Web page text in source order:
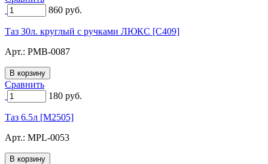
860 руб.
Таз 30л. круглый с ручками ЛЮКС [C409]
Арт.: PMB-0087
Сравнить
180 руб.
Таз 6.5л [M2505]
Арт.: MPL-0053